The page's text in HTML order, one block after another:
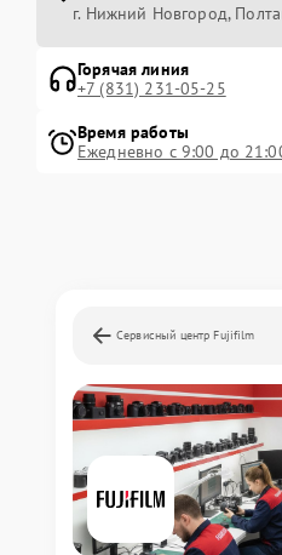
г. Нижний Новгород,
Горячая линия
+7 (831) 231-05-25
Время работы
Ежедневно с 9:00 до
Сервисный центр Fujifilm